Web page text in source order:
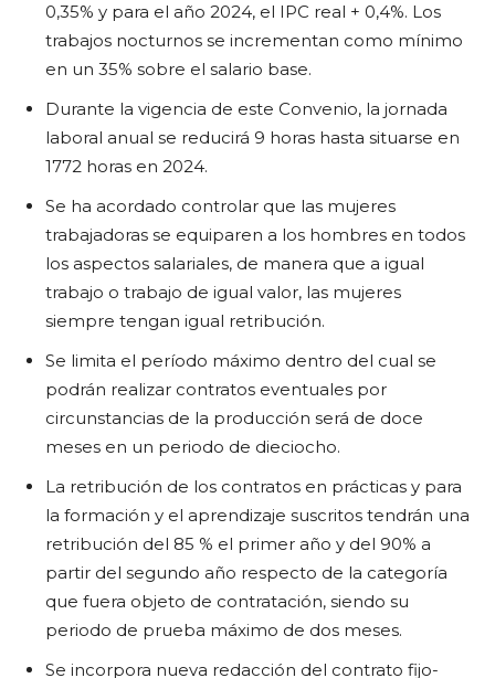
0,35% y para el año 2024, el IPC real + 0,4%. Los
trabajos nocturnos se incrementan como mínimo
en un 35% sobre el salario base.
Durante la vigencia de este Convenio, la jornada
laboral anual se reducirá 9 horas hasta situarse en
1772 horas en 2024.
Se ha acordado controlar que las mujeres
trabajadoras se equiparen a los hombres en todos
los aspectos salariales, de manera que a igual
trabajo o trabajo de igual valor, las mujeres
siempre tengan igual retribución.
Se limita el período máximo dentro del cual se
podrán realizar contratos eventuales por
circunstancias de la producción será de doce
meses en un periodo de dieciocho.
La retribución de los contratos en prácticas y para
la formación y el aprendizaje suscritos tendrán una
retribución del 85 % el primer año y del 90% a
partir del segundo año respecto de la categoría
que fuera objeto de contratación, siendo su
periodo de prueba máximo de dos meses.
Se incorpora nueva redacción del contrato fijo-